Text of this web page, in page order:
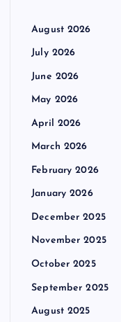
August 2026
July 2026
June 2026
May 2026
April 2026
March 2026
February 2026
January 2026
December 2025
November 2025
October 2025
September 2025
August 2025